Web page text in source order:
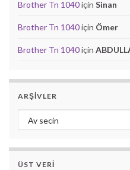
Brother Tn 1040için Sinan
Brother Tn 1040için Ömer
Brother Tn 1040için
ARŞIVLER
Arşivler
ÜST VERI